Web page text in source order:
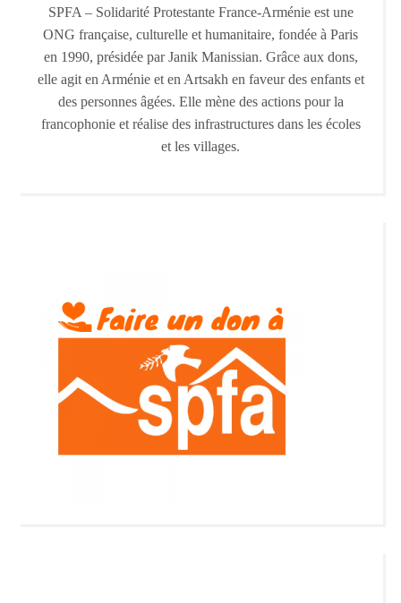
SPFA – Solidarité Protestante France-Arménie est une
ONG française, culturelle et humanitaire, fondée à Paris
en 1990, présidée par Janik Manissian. Grâce aux dons,
elle agit en Arménie et en Artsakh en faveur des enfants et
des personnes âgées. Elle mène des actions pour la
francophonie et réalise des infrastructures dans les écoles
et les villages.